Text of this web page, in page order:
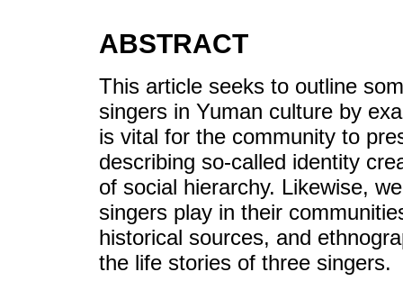
ABSTRACT
This article seeks to outline
singers in Yuman culture by
is vital for the community to
describing so-called identity
of social hierarchy. Likewise,
singers play in their
historical sources, and
the life stories of three singers.